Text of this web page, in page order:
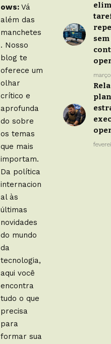
ows:Vá
além das
manchetes
. Nosso
blog te
oferece um
olhar
crítico e
aprofunda
do sobre
os temas
que mais
importam.
Da política
internacion
al às
últimas
novidades
do mundo
da
tecnologia,
aqui você
encontra
tudo o que
precisa
para
formar sua